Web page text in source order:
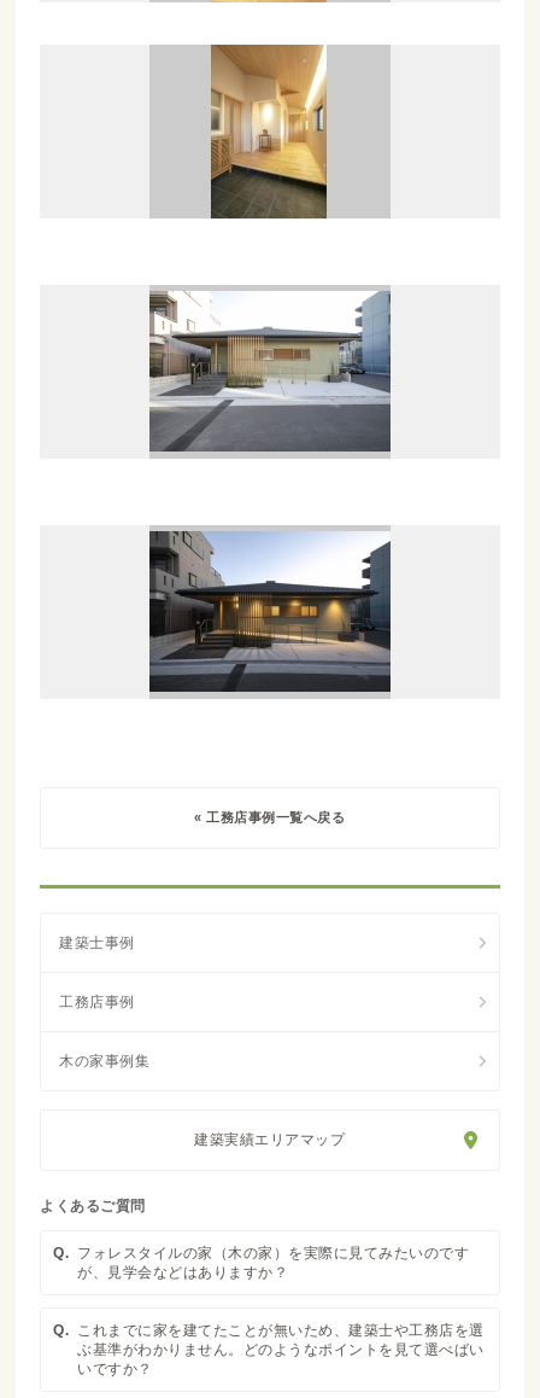
« 工務店事例一覧へ戻る
建築実績エリアマップ
よくあるご質問
Q. フォレスタイルの家（木の家）を実際に見てみたいのです
が、見学会などはありますか？
Q. これまでに家を建てたことが無いため、建築士や工務店を選
ぶ基準がわかりません。どのようなポイントを見て選べばい
いですか？